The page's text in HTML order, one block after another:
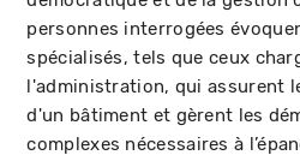
personnes interrogées
spécialisés, tels que ceux
l'administration, qui assurent
d'un bâtiment et gèrent les
complexes nécessaires à